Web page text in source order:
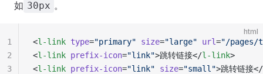
如 30px 。
html
<l-link type="primary" size="large" url="/pages/
<l-link prefix-icon="link">跳转链接</l-link>
<l-link prefix-icon="link" size="small">跳转链接</
1
2
3